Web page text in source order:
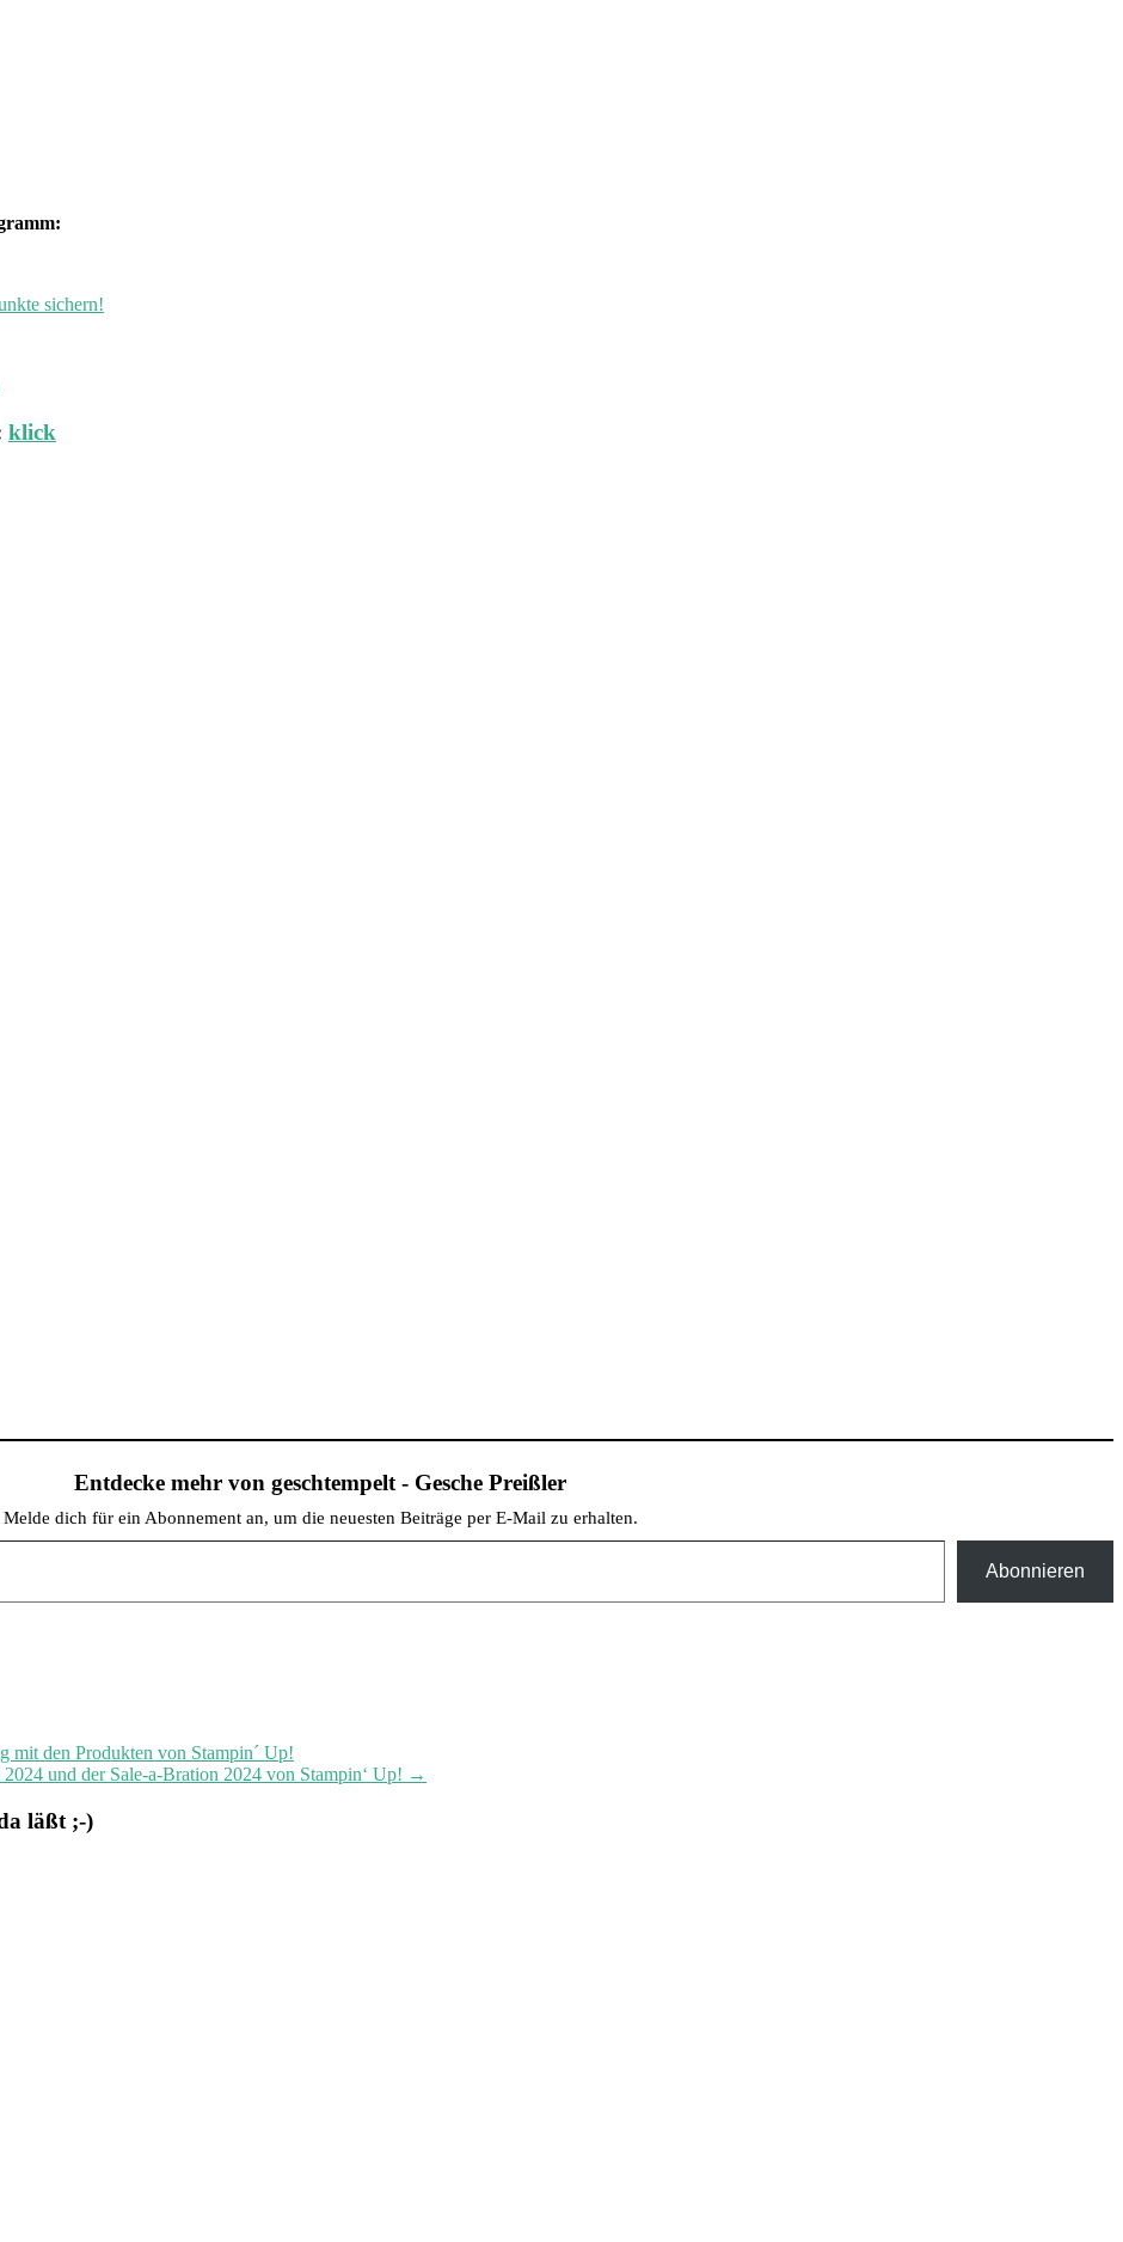
sichern!
klick
Entdecke mehr von geschtempelt - Gesche Preißler
Melde dich für ein Abonnement an, um die neuesten Beiträge per E-Mail zu erhalten.
Abonnieren
mit den Produkten von Stampin´ Up!
und der Sale-a-Bration 2024 von Stampin‘ Up! →
läßt ;-)